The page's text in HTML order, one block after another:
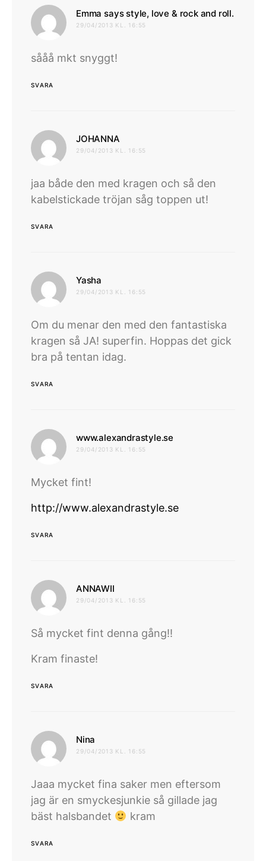
Emma says style, love & rock and roll.
29/04/2013 KL. 16:55
sååå mkt snyggt!
SVARA
JOHANNA
29/04/2013 KL. 16:55
jaa både den med kragen och så den
kabelstickade tröjan såg toppen ut!
SVARA
Yasha
29/04/2013 KL. 16:55
Om du menar den med den fantastiska
kragen så JA! superfin. Hoppas det gick
bra på tentan idag.
SVARA
www.alexandrastyle.se
29/04/2013 KL. 16:55
Mycket fint!
http://www.alexandrastyle.se
SVARA
ANNAWII
29/04/2013 KL. 16:55
Så mycket fint denna gång!!
Kram finaste!
SVARA
Nina
29/04/2013 KL. 16:55
Jaaa mycket fina saker men eftersom
jag är en smyckesjunkie så gillade jag
bäst halsbandet
kram
SVARA